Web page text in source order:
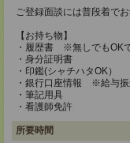
ご登録面談には普段着で
【お持ち物】
・履歴書 ※無しでもOK
・身分証明書
・印鑑(シャチハタOK）
・銀行口座情報 ※給与振
・筆記用具
・看護師免許
所要時間